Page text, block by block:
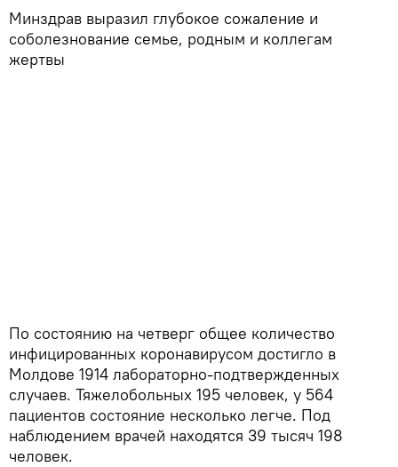
Минздрав выразил глубокое сожаление и
соболезнование семье, родным и коллегам
жертвы
По состоянию на четверг общее количество
инфицированных коронавирусом достигло в
Молдове 1914 лабораторно-подтвержденных
случаев. Тяжелобольных 195 человек, у 564
пациентов состояние несколько легче. Под
наблюдением врачей находятся 39 тысяч 198
человек.